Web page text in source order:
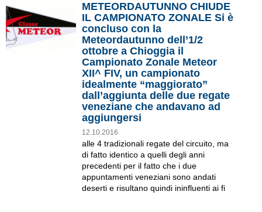
METEORDAUTUNNO CHIUDE
IL CAMPIONATO ZONALE Si è
concluso con la
Meteordautunno dell’1/2
ottobre a Chioggia il
Campionato Zonale Meteor
XII^ FIV, un campionato
idealmente “maggiorato”
dall’aggiunta delle due regate
veneziane che andavano ad
aggiungersi
12.10.2016
alle 4 tradizionali regate del circuito, ma
di fatto identico a quelli degli anni
precedenti per il fatto che i due
appuntamenti veneziani sono andati
deserti e risultano quindi ininfluenti ai fi